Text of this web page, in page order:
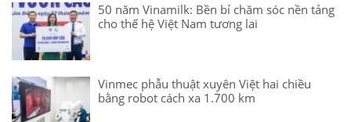
50 năm Vinamilk: Bền bỉ chăm sóc nền tảng
cho thế hệ Việt Nam tương lai
Vinmec phẫu thuật xuyên Việt hai chiều
bằng robot cách xa 1.700 km